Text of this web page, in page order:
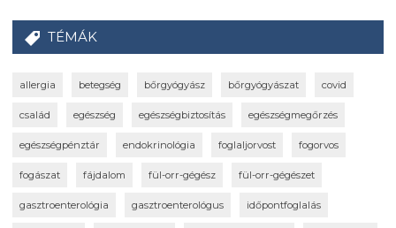
TÉMÁK
allergia betegség bőrgyógyász bőrgyógyászat covid
család egészség egészségbiztosítás egészségmegőrzés
egészségpénztár endokrinológia foglaljorvost fogorvos
fogászat fájdalom fül-orr-gégész fül-orr-gégészet
gasztroenterológia gasztroenterológus időpontfoglalás